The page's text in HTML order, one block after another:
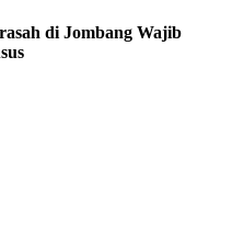
di Jombang Wajib